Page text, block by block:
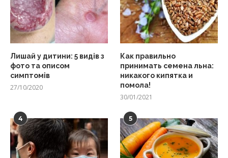
Лишай у дитини: 5 видів з
фото та описом
симптомів
27/10/2020
Как правильно
принимать семена льна:
никакого кипятка и
помола!
30/01/2021
4 5